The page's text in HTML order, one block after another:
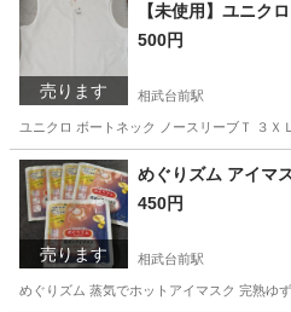
売ります
【未使用】ユニク
500円
相武台前駅
ユニクロ ボートネック ノースリーブＴ ３
神奈川 座間市 相武台前駅 Tシ
売ります
めぐりズム アイマ
450円
相武台前駅
めぐりズム 蒸気でホットアイマスク 完熟ゆ